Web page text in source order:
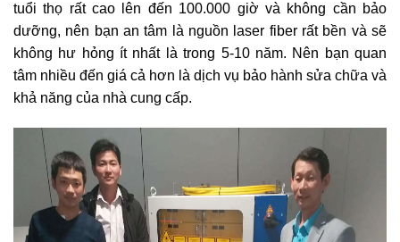
tuổi thọ rất cao lên đến 100.000 giờ và không cần bảo
dưỡng, nên bạn an tâm là nguồn laser fiber rất bền và sẽ
không hư hỏng ít nhất là trong 5-10 năm. Nên bạn quan
tâm nhiều đến giá cả hơn là dịch vụ bảo hành sửa chữa và
khả năng của nhà cung cấp.